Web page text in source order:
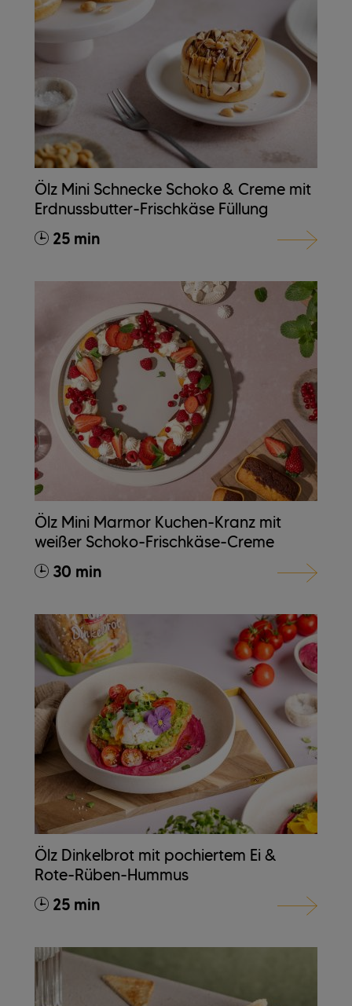
Ölz Mini Schnecke Schoko & Creme mit
Erdnussbutter-Frischkäse Füllung
25 min
Ölz Mini Marmor Kuchen-Kranz mit
weißer Schoko-Frischkäse-Creme
30 min
Ölz Dinkelbrot mit pochiertem Ei &
Rote-Rüben-Hummus
25 min